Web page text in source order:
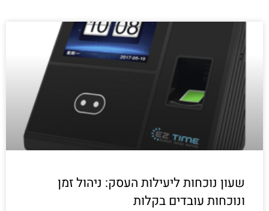
שעון נוכחות ליעילות העסק: ניהול זמן
ונוכחות עובדים בקלות